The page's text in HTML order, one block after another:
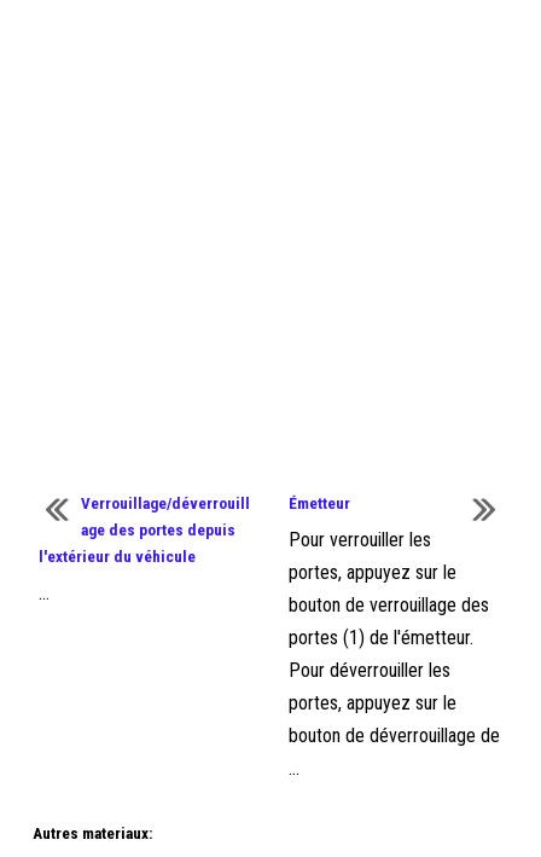
Verrouillage/déverrouill
age des portes depuis
l'extérieur du véhicule
...
Émetteur
Pour verrouiller les
portes, appuyez sur le
bouton de verrouillage des
portes (1) de l'émetteur.
Pour déverrouiller les
portes, appuyez sur le
bouton de déverrouillage de
...
Autres materiaux: